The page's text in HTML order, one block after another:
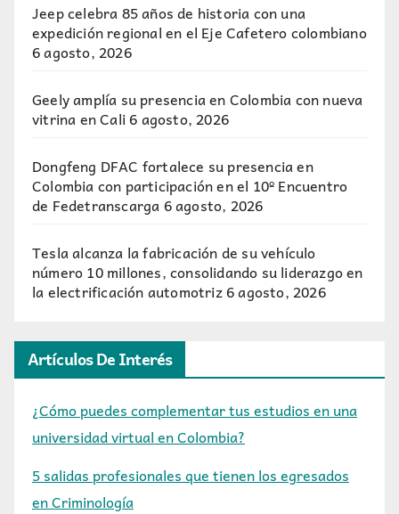
Jeep celebra 85 años de historia con una
expedición regional en el Eje Cafetero colombiano
6 agosto, 2026
Geely amplía su presencia en Colombia con nueva
vitrina en Cali 6 agosto, 2026
Dongfeng DFAC fortalece su presencia en
Colombia con participación en el 10º Encuentro
de Fedetranscarga6 agosto, 2026
Tesla alcanza la fabricación de su vehículo
número 10 millones, consolidando su liderazgo en
la electrificación automotriz6 agosto, 2026
Artículos De Interés
¿Cómo puedes complementar tus estudios en una
universidad virtual en Colombia?
5 salidas profesionales que tienen los egresados
en Criminología